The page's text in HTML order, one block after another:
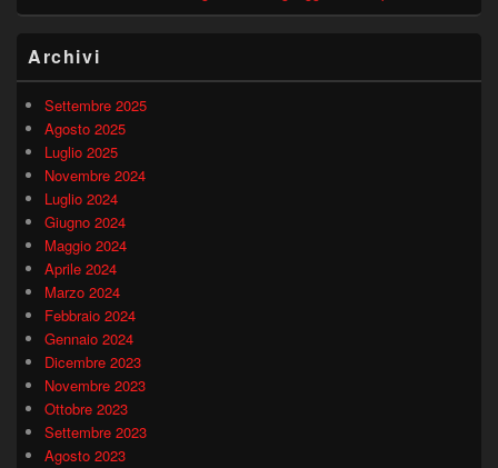
Archivi
Settembre 2025
Agosto 2025
Luglio 2025
Novembre 2024
Luglio 2024
Giugno 2024
Maggio 2024
Aprile 2024
Marzo 2024
Febbraio 2024
Gennaio 2024
Dicembre 2023
Novembre 2023
Ottobre 2023
Settembre 2023
Agosto 2023